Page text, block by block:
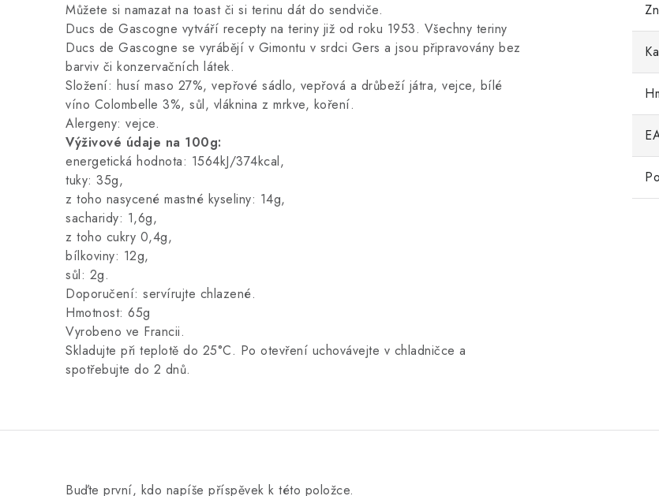
Můžete si namazat na toast či si terinu dát do sendviče.
Ducs de Gascogne vytváří recepty na teriny již od roku 1953. Všechny teriny
Ducs de Gascogne se vyrábějí v Gimontu v srdci Gers a jsou připravovány bez
barviv či konzervačních látek.
Složení: husí maso 27%, vepřové sádlo, vepřová a drůbeží játra, vejce, bílé
víno Colombelle 3%, sůl, vláknina z mrkve, koření.
Alergeny: vejce.
Výživové údaje na 100g:
energetická hodnota: 1564kJ/374kcal,
tuky: 35g,
z toho nasycené mastné kyseliny: 14g,
sacharidy: 1,6g,
z toho cukry 0,4g,
bílkoviny: 12g,
sůl: 2g.
Doporučení: servírujte chlazené.
Hmotnost: 65g
Vyrobeno ve Francii.
Skladujte při teplotě do 25°C. Po otevření uchovávejte v chladničce a
spotřebujte do 2 dnů.
Buďte první, kdo napíše příspěvek k této položce.